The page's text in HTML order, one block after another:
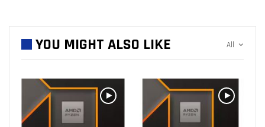
All
YOU MIGHT ALSO LIKE